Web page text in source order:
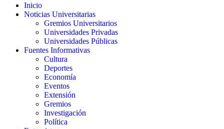
Menú
principal
Inicio
Noticias Universitarias
Gremios Universitarios
Universidades Privadas
Universidades Públicas
Fuentes Informativas
Cultura
Deportes
Economía
Eventos
Extensión
Gremios
Investigación
Política